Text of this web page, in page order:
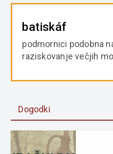
batiskáf
podmornici podobna
raziskovanje večjih
Dogodki